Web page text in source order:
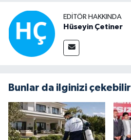
EDITÖR HAKKINDA
Hüseyin Çetiner
Bunlar da ilginizi çekebilir